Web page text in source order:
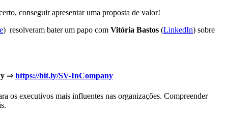
conseguir apresentar uma proposta de valor!
) resolveram bater um papo com Vitória Bastos (LinkedIn) sobre
⇒ https://bit.ly/SV-InCompany
executivos mais influentes nas organizações. Compreender